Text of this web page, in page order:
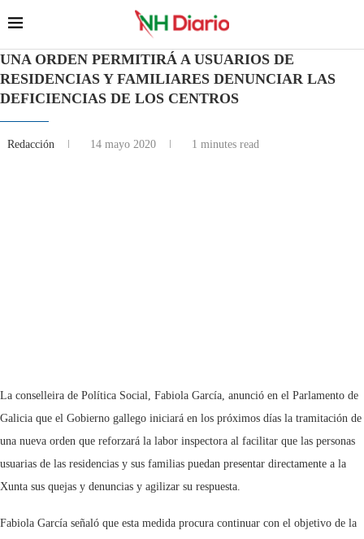
UNA ORDEN PERMITIRÁ A USUARIOS DE
RESIDENCIAS Y FAMILIARES DENUNCIAR LAS
DEFICIENCIAS DE LOS CENTROS
Redacción 14 mayo 2020 1 minutes read
La conselleira de Política Social, Fabiola García, anunció en el Parlamento de
Galicia que el Gobierno gallego iniciará en los próximos días la tramitación de
una nueva orden que reforzará la labor inspectora al facilitar que las personas
usuarias de las residencias y sus familias puedan presentar directamente a la
Xunta sus quejas y denuncias y agilizar su respuesta.
Fabiola García señaló que esta medida procura continuar con el objetivo de la